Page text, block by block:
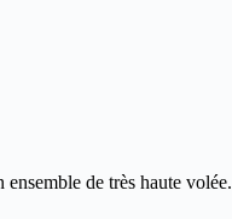
de très haute volée.